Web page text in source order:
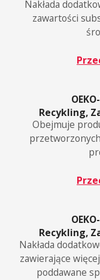
Nakłada
zawartości
Recykling,
Obejmuje
Recykling,
Nakłada
zawierające
poddawane